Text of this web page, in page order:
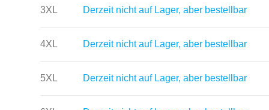
3XL Derzeit nicht auf Lager, aber bestellbar
4XL Derzeit nicht auf Lager, aber bestellbar
5XL Derzeit nicht auf Lager, aber bestellbar